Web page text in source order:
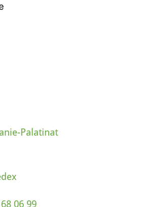
Palatinat
06 99